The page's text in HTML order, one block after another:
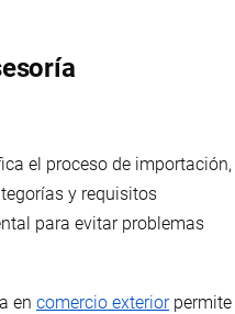
el proceso de importación,
y requisitos
para evitar problemas
en comercio exteriorpermite